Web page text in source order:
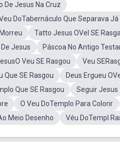
De Jesus Na Cruz
DoTabernáculo Que Separava
Tatto Jesus OVel SE
Jesus
Páscoa No Antigo
Veu SE Rasgou
Veu
Que SE Rasgou
Deus Ergueu
Que SE Rasgou
Seguir Jesus
O Veu DoTemplo Para Colorir
Meio Desenho Véu DoTempl